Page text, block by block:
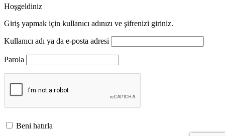
Hoşgeldiniz
Giriş yapmak için kullanıcı adınızı ve şifrenizi giriniz.
Kullanıcı adı ya da e-posta adresi
Parola
Beni hatırla